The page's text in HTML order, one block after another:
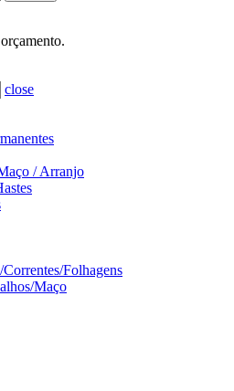
close
/ Arranjo
Correntes/Folhagens
Maço